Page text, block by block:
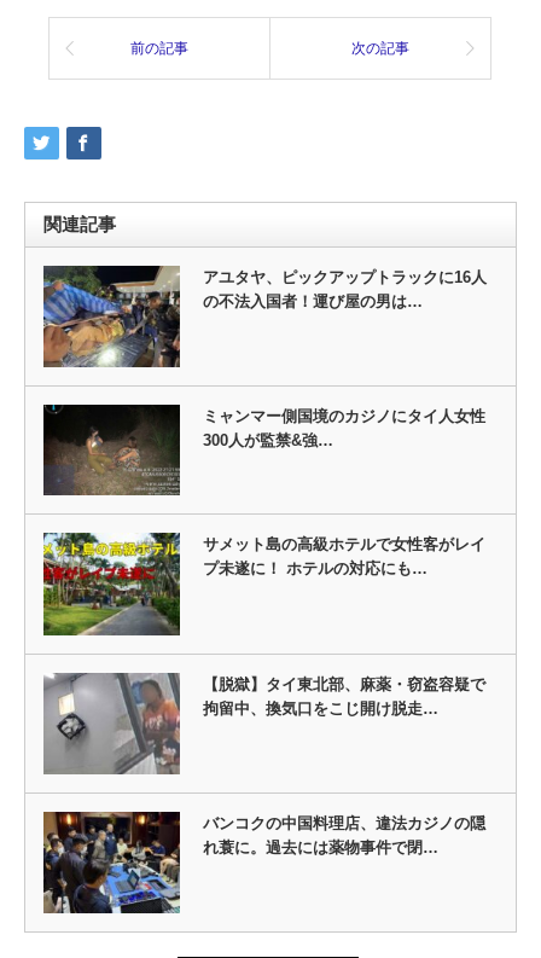
前の記事 次の記事
関連記事
アユタヤ、ピックアップトラックに16人
の不法入国者！運び屋の男は…
ミャンマー側国境のカジノにタイ人女性
300人が監禁&強…
サメット島の高級ホテルで女性客がレイ
プ未遂に！ ホテルの対応にも…
【脱獄】タイ東北部、麻薬・窃盗容疑で
拘留中、換気口をこじ開け脱走…
バンコクの中国料理店、違法カジノの隠
れ蓑に。過去には薬物事件で閉…